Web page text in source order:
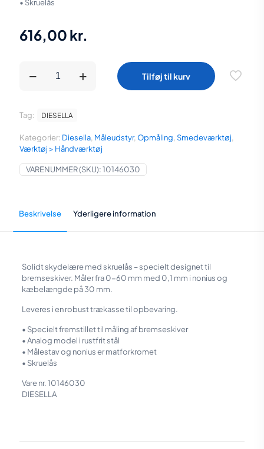
• Skruelås
616,00 kr.
Skydelære
0-
60x0,1
mm
med
mm
kæber
Tilføj til kurv
VARENUMMER (SKU):10146030
Kategorier: Diesella, Måleudstyr, Opmåling, Smedeværktøj,
Værktøj > Håndværktøj
Tag: DIESELLA
Beskrivelse Yderligere information
Solidt skydelære med skruelås – specielt designet til
bremseskiver. Måler fra 0-60 mm med 0,1 mm i nonius og
kæbelængde på 30 mm.
Leveres i en robust trækasse til opbevaring.
• Specielt fremstillet til måling af bremseskiver
• Analog model i rustfrit stål
• Målestav og nonius er matforkromet
• Skruelås
Vare nr. 10146030
DIESELLA